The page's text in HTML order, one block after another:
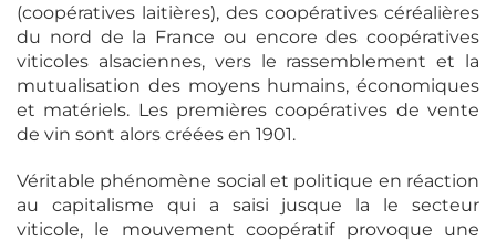
(coopératives laitières), des coopératives céréalières
du nord de la France ou encore des coopératives
viticoles alsaciennes, vers le rassemblement et la
mutualisation des moyens humains, économiques
et matériels. Les premières coopératives de vente
de vin sont alors créées en 1901.
Véritable phénomène social et politique en réaction
au capitalisme qui a saisi jusque la le secteur
viticole, le mouvement coopératif provoque une